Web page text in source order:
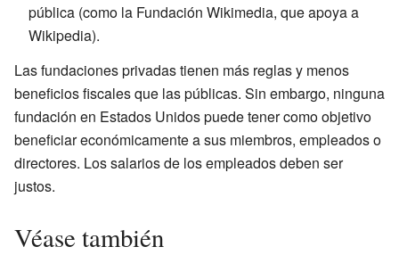
pública (como la Fundación Wikimedia, que apoya a
Wikipedia).
Las fundaciones privadas tienen más reglas y menos
beneficios fiscales que las públicas. Sin embargo, ninguna
fundación en Estados Unidos puede tener como objetivo
beneficiar económicamente a sus miembros, empleados o
directores. Los salarios de los empleados deben ser
justos.
Véase también